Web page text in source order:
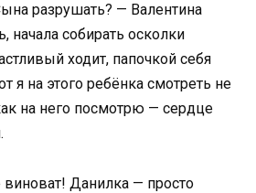
разрушать? — Валентина
начала собирать осколки
ходит, папочкой себя
я на этого ребёнка смотреть не
на него посмотрю — сердце
Данилка — просто